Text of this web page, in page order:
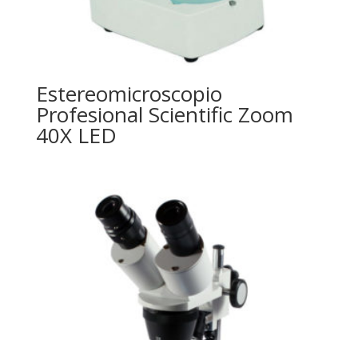
Estereomicroscopio
Profesional Scientific Zoom
40X LED